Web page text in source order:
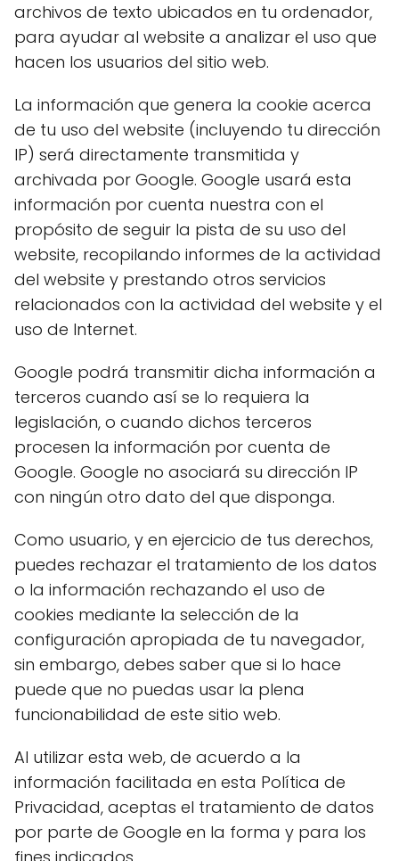
archivos de texto ubicados en tu ordenador,
para ayudar al website a analizar el uso que
hacen los usuarios del sitio web.
La información que genera la cookie acerca
de tu uso del website (incluyendo tu dirección
IP) será directamente transmitida y
archivada por Google. Google usará esta
información por cuenta nuestra con el
propósito de seguir la pista de su uso del
website, recopilando informes de la actividad
del website y prestando otros servicios
relacionados con la actividad del website y el
uso de Internet.
Google podrá transmitir dicha información a
terceros cuando así se lo requiera la
legislación, o cuando dichos terceros
procesen la información por cuenta de
Google. Google no asociará su dirección IP
con ningún otro dato del que disponga.
Como usuario, y en ejercicio de tus derechos,
puedes rechazar el tratamiento de los datos
o la información rechazando el uso de
cookies mediante la selección de la
configuración apropiada de tu navegador,
sin embargo, debes saber que si lo hace
puede que no puedas usar la plena
funcionabilidad de este sitio web.
Al utilizar esta web, de acuerdo a la
información facilitada en esta Política de
Privacidad, aceptas el tratamiento de datos
por parte de Google en la forma y para los